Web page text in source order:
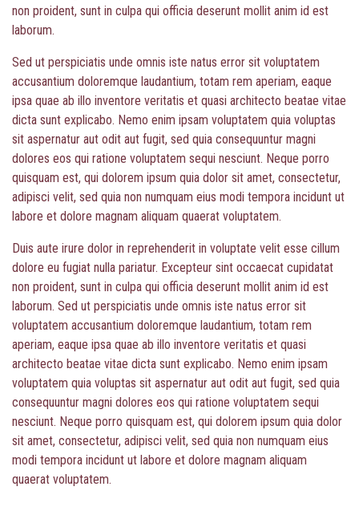
non proident, sunt in culpa qui officia deserunt mollit anim id est
laborum.
Sed ut perspiciatis unde omnis iste natus error sit voluptatem
accusantium doloremque laudantium, totam rem aperiam, eaque
ipsa quae ab illo inventore veritatis et quasi architecto beatae vitae
dicta sunt explicabo. Nemo enim ipsam voluptatem quia voluptas
sit aspernatur aut odit aut fugit, sed quia consequuntur magni
dolores eos qui ratione voluptatem sequi nesciunt. Neque porro
quisquam est, qui dolorem ipsum quia dolor sit amet, consectetur,
adipisci velit, sed quia non numquam eius modi tempora incidunt ut
labore et dolore magnam aliquam quaerat voluptatem.
Duis aute irure dolor in reprehenderit in voluptate velit esse cillum
dolore eu fugiat nulla pariatur. Excepteur sint occaecat cupidatat
non proident, sunt in culpa qui officia deserunt mollit anim id est
laborum. Sed ut perspiciatis unde omnis iste natus error sit
voluptatem accusantium doloremque laudantium, totam rem
aperiam, eaque ipsa quae ab illo inventore veritatis et quasi
architecto beatae vitae dicta sunt explicabo. Nemo enim ipsam
voluptatem quia voluptas sit aspernatur aut odit aut fugit, sed quia
consequuntur magni dolores eos qui ratione voluptatem sequi
nesciunt. Neque porro quisquam est, qui dolorem ipsum quia dolor
sit amet, consectetur, adipisci velit, sed quia non numquam eius
modi tempora incidunt ut labore et dolore magnam aliquam
quaerat voluptatem.